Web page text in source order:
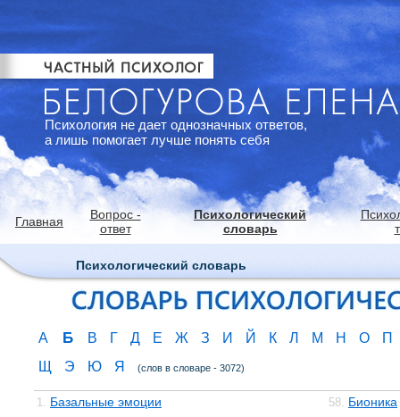
Психология не дает однозначных ответов,
а лишь помогает лучше понять себя
Главная
Вопрос -
ответ
Психологический
словарь
Психологический словарь
А Б В Г Д Е Ж З И Й К Л М Н О
П
Щ
Э Ю Я (слов в словаре - 3072)
1. Базальные эмоции 58. Бионика